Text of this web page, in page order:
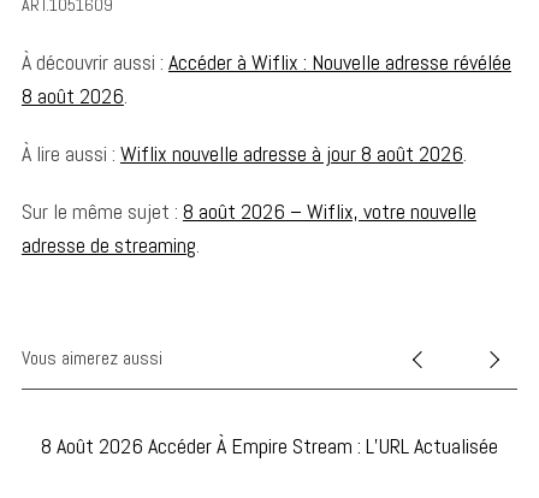
ART.1051609
À découvrir aussi : Accéder à Wiflix : Nouvelle adresse révélée
8 août 2026.
À lire aussi : Wiflix nouvelle adresse à jour 8 août 2026.
Sur le même sujet : 8 août 2026 – Wiflix, votre nouvelle
adresse de streaming.
Vous aimerez aussi
8 Août 2026 Accéder À Empire Stream : L’URL Actualisée
c
h
o
: